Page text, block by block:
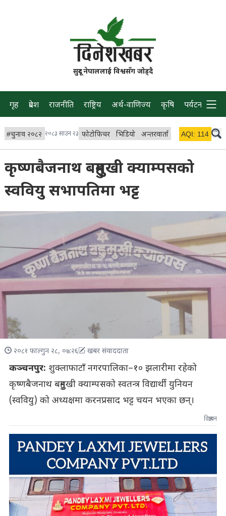
सुदूर नेपाललाई विश्वसँग जोड्दै
गृह प्रदेश राजनीति राष्ट्रिय अर्थ-वाणिज्य कृषि पर्यटन प्रवास
#चुनाव २०८२ २०८३ साउन २३ फोटोफिचर भिडियो अन्तरवार्ता विचार/ब्लग
AQI: 114
कृष्णबैजनाथ बहुमुखी क्याम्पसको
स्ववियु सभापतिमा भट्ट
२०८१ फाल्गुन २८, ०७:२६ खबर संवाददाता
कञ्चनपुर: शुक्लाफाटाँ नगरपालिका–१० झलारीमा रहेको
कृष्णबैजनाथ बहुमुखी क्याम्पसको स्वतन्त्र विद्यार्थी युनियन
(स्ववियु) को अध्यक्षमा करनप्रसाद भट्ट चयन भएका छन्।
विज्ञापन